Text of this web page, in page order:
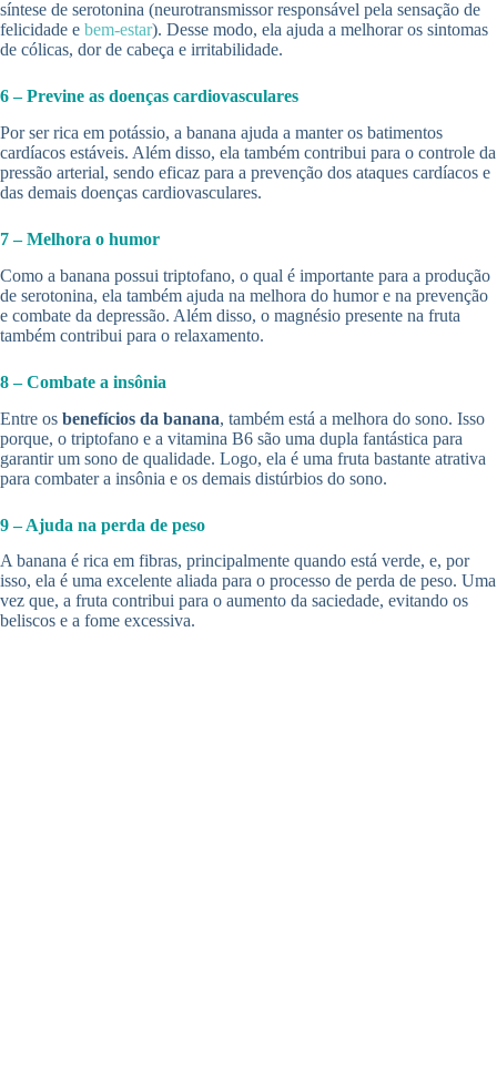
síntese de serotonina (neurotransmissor responsável pela sensação de
felicidade e bem-estar). Desse modo, ela ajuda a melhorar os sintomas
de cólicas, dor de cabeça e irritabilidade.
6 – Previne as doenças cardiovasculares
Por ser rica em potássio, a banana ajuda a manter os batimentos
cardíacos estáveis. Além disso, ela também contribui para o controle da
pressão arterial, sendo eficaz para a prevenção dos ataques cardíacos e
das demais doenças cardiovasculares.
7 – Melhora o humor
Como a banana possui triptofano, o qual é importante para a produção
de serotonina, ela também ajuda na melhora do humor e na prevenção
e combate da depressão. Além disso, o magnésio presente na fruta
também contribui para o relaxamento.
8 – Combate a insônia
Entre os benefícios da banana, também está a melhora do sono. Isso
porque, o triptofano e a vitamina B6 são uma dupla fantástica para
garantir um sono de qualidade. Logo, ela é uma fruta bastante atrativa
para combater a insônia e os demais distúrbios do sono.
9 – Ajuda na perda de peso
A banana é rica em fibras, principalmente quando está verde, e, por
isso, ela é uma excelente aliada para o processo de perda de peso. Uma
vez que, a fruta contribui para o aumento da saciedade, evitando os
beliscos e a fome excessiva.